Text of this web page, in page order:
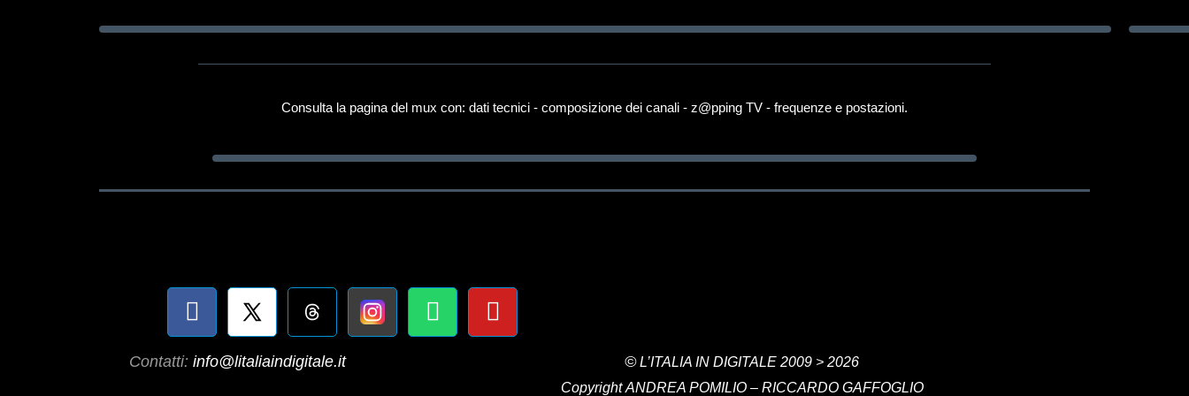
Consulta la pagina del mux con: dati tecnici - composizione dei canali - z@pping TV - frequenze e postazioni.
Contatti:info@litaliaindigitale.it © L’ITALIA IN DIGITALE 2009 > 2026
CopyrightANDREA POMILIO – RICCARDO GAFFOGLIO